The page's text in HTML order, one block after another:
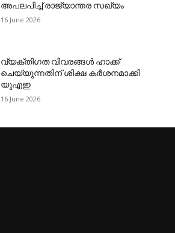
അപലപിച്ച് രാജ്യാന്തര സഖ്യം
16 June 2026
വ്യക്തിഗത വിവരങ്ങള്‍ ഹാക്ക്
ചെയ്യുന്നതിന് ശിക്ഷ കര്‍ശനമാക്കി
യുഎഇ
16 June 2026